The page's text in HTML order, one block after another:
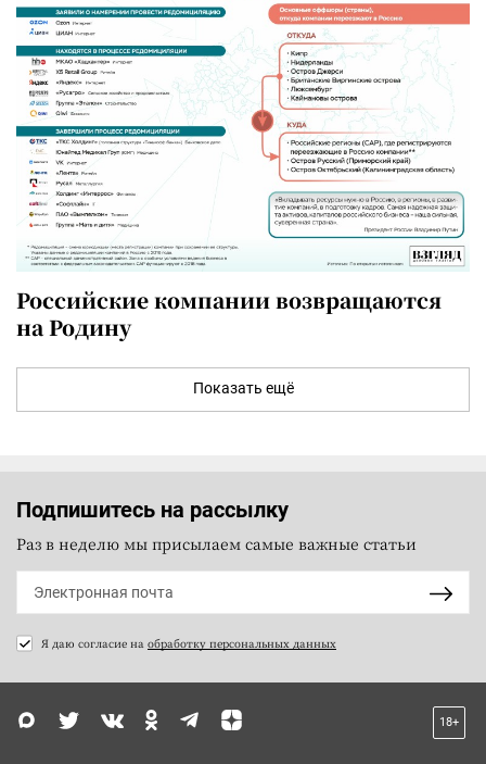
Российские компании возвращаются
на Родину
Показать ещё
Подпишитесь на рассылку
Раз в неделю мы присылаем самые важные статьи
Я даю согласие на обработку персональных данных
18+